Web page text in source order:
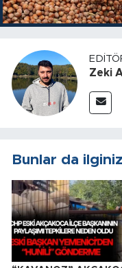
Zeki
Bunlar da